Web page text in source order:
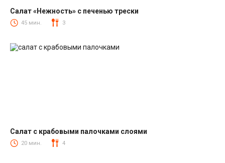
Салаты из печени трески
Салат «Нежность» с печенью трески
45 мин. 3
Салаты с крабовыми палочками
Салат с крабовыми палочками слоями
20 мин. 4